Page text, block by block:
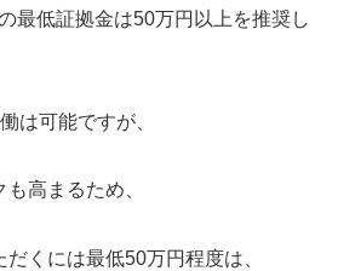
最低証拠金は50万円以上を推奨し
は可能ですが、
高まるため、
くには最低50万円程度は、